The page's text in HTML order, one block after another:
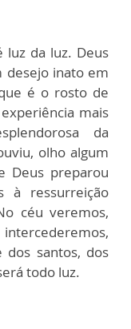
luz da luz. Deus
desejo inato em
é o rosto de
mais
da
olho algum
Deus preparou
à ressurreição
céu veremos,
dos santos, dos
todo luz.